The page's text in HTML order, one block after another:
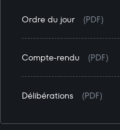
Ordre du jour (PDF)
Compte-rendu (PDF)
Délibérations (PDF)